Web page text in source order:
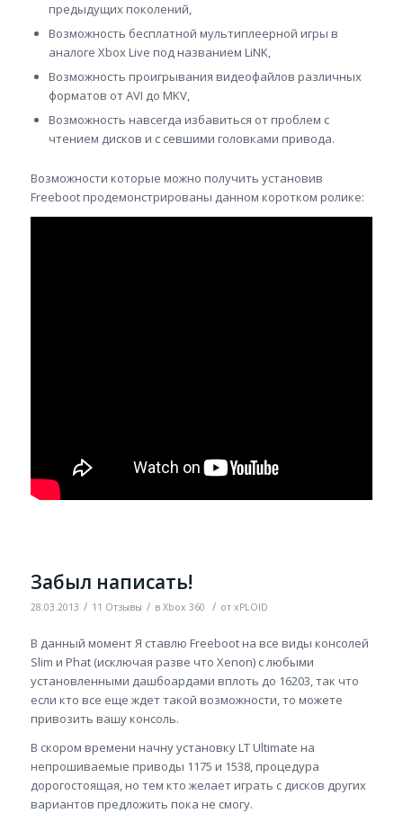
предыдущих поколений,
Возможность бесплатной мультиплеерной игры в
аналоге Xbox Live под названием LiNK,
Возможность проигрывания видеофайлов различных
форматов от AVI до MKV,
Возможность навсегда избавиться от проблем с
чтением дисков и с севшими головками привода.
Возможности которые можно получить установив
Freeboot продемонстрированы данном коротком ролике:
Забыл написать!
28.03.2013 / 11 Отзывы / в Xbox 360 / от xPLOID
В данный момент Я ставлю Freeboot на все виды консолей
Slim и Phat (исключая разве что Xenon) с любыми
установленными дашбоардами вплоть до 16203, так что
если кто все еще ждет такой возможности, то можете
привозить вашу консоль.
В скором времени начну установку LT Ultimate на
непрошиваемые приводы 1175 и 1538, процедура
дорогостоящая, но тем кто желает играть с дисков других
вариантов предложить пока не смогу.